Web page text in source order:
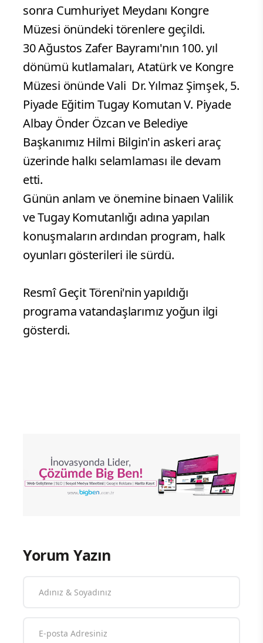
sonra Cumhuriyet Meydanı Kongre
Müzesi önündeki törenlere geçildi.
30 Ağustos Zafer Bayramı'nın 100. yıl
dönümü kutlamaları, Atatürk ve Kongre
Müzesi önünde Vali Dr. Yılmaz Şimşek, 5.
Piyade Eğitim Tugay Komutan V. Piyade
Albay Önder Özcan ve Belediye
Başkanımız Hilmi Bilgin'in askeri araç
üzerinde halkı selamlaması ile devam
etti.
Günün anlam ve önemine binaen Valilik
ve Tugay Komutanlığı adına yapılan
konuşmaların ardından program, halk
oyunları gösterileri ile sürdü.
Resmî Geçit Töreni'nin yapıldığı
programa vatandaşlarımız yoğun ilgi
gösterdi.
Yorum Yazın